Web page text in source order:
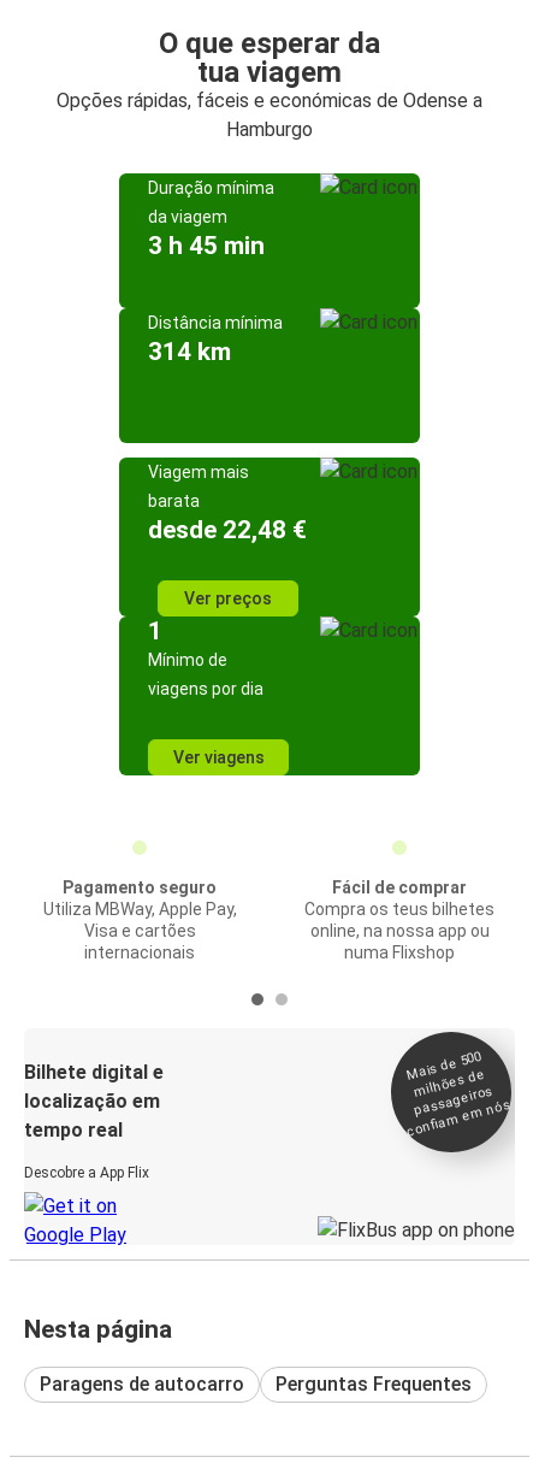
O que esperar da
tua viagem
Opções rápidas, fáceis e económicas de Odense a
Hamburgo
Duração mínima
da viagem
3 h 45 min
Distância mínima
314 km
Viagem mais
barata
desde 22,48 €
Ver preços
1
Mínimo de
viagens por dia
Ver viagens
Pagamento seguro
Utiliza MBWay, Apple Pay,
Visa e cartões
internacionais
Fácil de comprar
Compra os teus bilhetes
online, na nossa app ou
numa Flixshop
Bilhete digital e
localização em
tempo real
Descobre a App Flix
Mais de 500
milhões de
passageiros
confia
m e
m nós
Nesta página
Paragens de autocarro Perguntas Frequentes